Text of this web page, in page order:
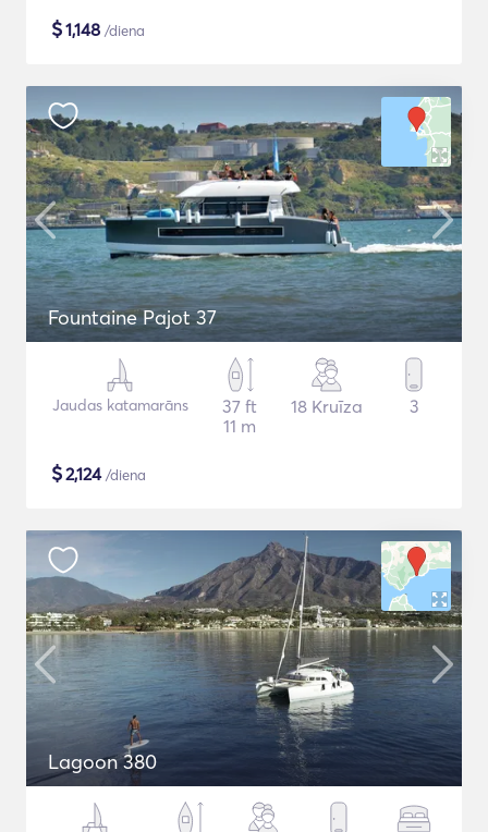
$1,148 /diena
Fountaine Pajot 37
Jaudas katamarāns
37 ft
11 m
18 Kruīza 3
$2,124/diena
Lagoon 380